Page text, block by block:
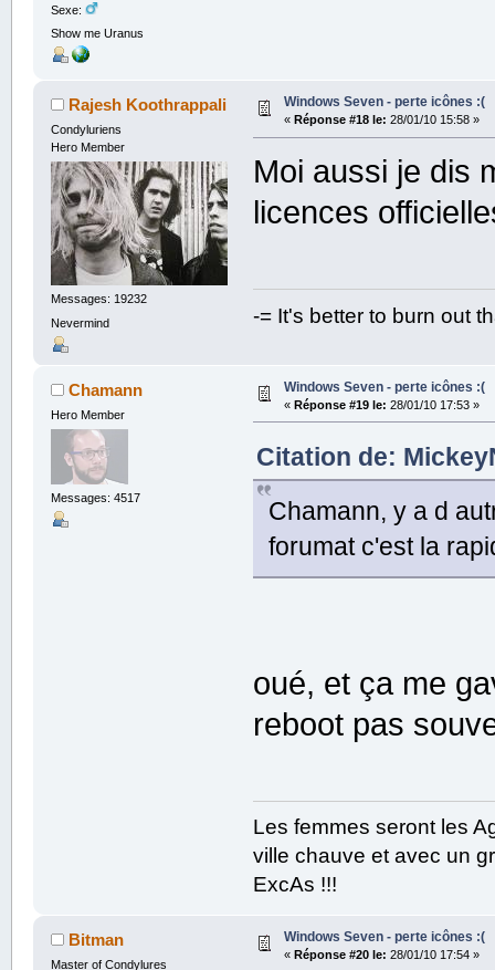
Sexe:
Show me Uranus
Rajesh Koothrappali
Condyluriens
Hero Member
Messages: 19232
Nevermind
Windows Seven - perte icônes :(
« Réponse #18 le: 28/01/10 15:58 »
Moi aussi je dis
licences
-= It's better to burn out
Chamann
Hero Member
Messages: 4517
Windows Seven - perte icônes :(
« Réponse #19 le: 28/01/10 17:53 »
Citation de:
Chamann, y a d
forumat c'est la
oué, et ça me
reboot pas
Les femmes seront les
ville chauve et avec un
ExcAs !!!
Bitman
Master of Condylures
Windows Seven - perte icônes :(
« Réponse #20 le: 28/01/10 17:54 »